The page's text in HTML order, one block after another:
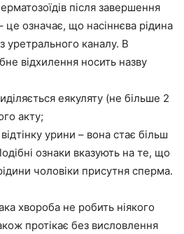
після завершення
це означає, що насіннєва рідина
уретрального каналу. В
відхилення носить назву
еякуляту (не більше 2
акту;
урини – вона стає більш
ознаки вказують на те, що
чоловіки присутня сперма.
хвороба не робить ніякого
протікає без висловлення